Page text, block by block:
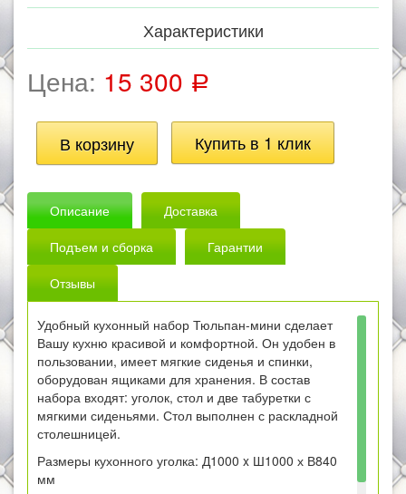
Характеристики
Цена: 15 300 Р
Описание
Доставка
Подъем и сборка
Гарантии
Отзывы
Удобный кухонный набор Тюльпан-мини сделает
Вашу кухню красивой и комфортной. Он удобен в
пользовании, имеет мягкие сиденья и спинки,
оборудован ящиками для хранения. В состав
набора входят: уголок, стол и две табуретки с
мягкими сиденьями. Стол выполнен с раскладной
столешницей.
Размеры кухонного уголка: Д1000 x Ш1000 х В840
мм